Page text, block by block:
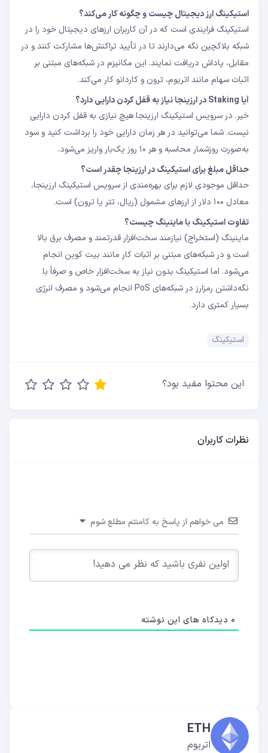
استیکینگ ارز دیجیتال چیست و چگونه کار می‌کند؟
استیکینگ فرایندی است که در آن کاربران ارزهای دیجیتال خود را در
شبکه بلاکچین نگه می‌دارند تا در تأیید تراکنش‌ها مشارکت کنند و در
مقابل، پاداش دریافت نمایند. این مکانیزم در شبکه‌های مبتنی بر
اثبات سهام مانند اتریوم، ترون و کاردانو کار می‌کند.
آیا Staking در ارزینجا نیاز به قفل کردن دارایی دارد؟
خیر. در سرویس استیکینگ ارزینجا هیچ نیازی به قفل کردن دارایی
نیست. شما می‌توانید در هر زمان دارایی خود را برداشت کنید و سود
به‌صورت روزشمار محاسبه و هر ۱۰ روز یک‌بار واریز می‌شود.
حداقل مبلغ برای استیکینگ در ارزینجا چقدر است؟
حداقل موجودی لازم برای بهره‌مندی از سرویس استیکینگ ارزینجا،
معادل ۱۰۰ دلار از ارزهای مشمول (ریال، تتر یا ترون) است.
تفاوت استیکینگ با ماینینگ چیست؟
ماینینگ (استخراج) نیازمند سخت‌افزار قدرتمند و مصرف برق بالا
است و در شبکه‌های مبتنی بر اثبات کار مانند بیت کوین انجام
می‌شود. اما استیکینگ بدون نیاز به سخت‌افزار خاص و صرفاً با
نگه‌داشتن رمزارز در شبکه‌های PoS انجام می‌شود و مصرف انرژی
بسیار کمتری دارد.
استیکینگ
این محتوا مفید بود؟
نظرات کاربران
می خواهم از پاسخ به کامنتم مطلع شوم
0 دیدکاه های این نوشته
ETH
اتریوم